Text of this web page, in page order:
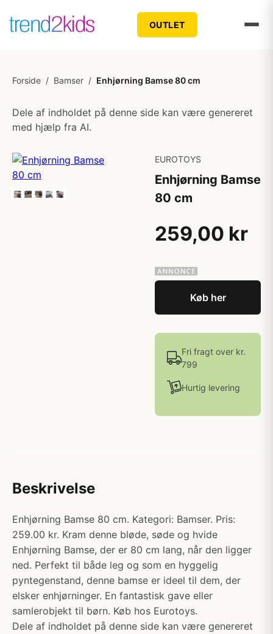
OUTLET
Forside / Bamser / Enhjørning Bamse 80 cm
Dele af indholdet på denne side kan være genereret
med hjælp fra AI.
EUROTOYS
Enhjørning Bamse
80 cm
259,00 kr
Køb her
Fri fragt over kr.
799
Hurtig levering
Beskrivelse
Enhjørning Bamse 80 cm. Kategori: Bamser. Pris:
259.00 kr. Kram denne bløde, søde og hvide
Enhjørning Bamse, der er 80 cm lang, når den ligger
ned. Perfekt til både leg og som en hyggelig
pyntegenstand, denne bamse er ideel til dem, der
elsker enhjørninger. En fantastisk gave eller
samlerobjekt til børn. Køb hos Eurotoys.
Dele af indholdet på denne side kan være genereret